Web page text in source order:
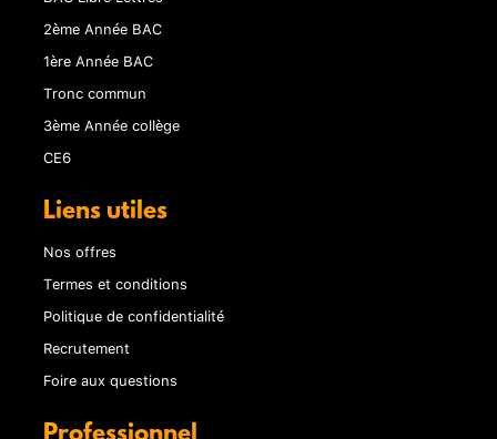
2ème Année BAC
1ère Année BAC
Tronc commun
3ème Année collège
CE6
Liens utiles
Nos offres
Termes et conditions
Politique de confidentialité
Recrutement
Foire aux questions